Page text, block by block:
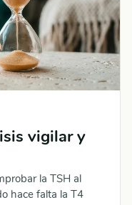
vigilar y
la TSH al
hace falta la T4